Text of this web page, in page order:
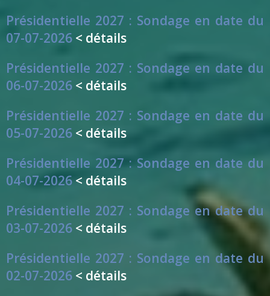
Présidentielle 2027 : Sondage en date du
07-07-2026 < détails
Présidentielle 2027 : Sondage en date du
06-07-2026 < détails
Présidentielle 2027 : Sondage en date du
05-07-2026 < détails
Présidentielle 2027 : Sondage en date du
04-07-2026 < détails
Présidentielle 2027 : Sondage en date du
03-07-2026 < détails
Présidentielle 2027 : Sondage en date du
02-07-2026 < détails